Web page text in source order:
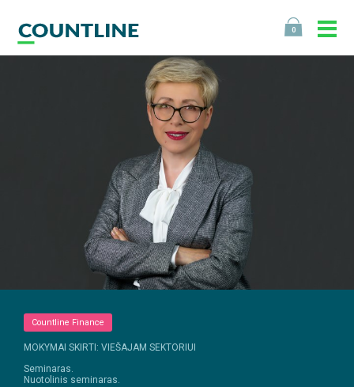
0
Countline Finance
MOKYMAI SKIRTI: VIEŠAJAM SEKTORIUI
Seminaras.
Nuotolinis seminaras.